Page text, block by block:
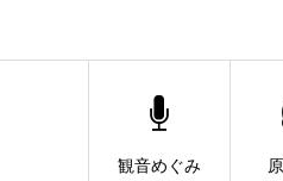
観音めぐみ